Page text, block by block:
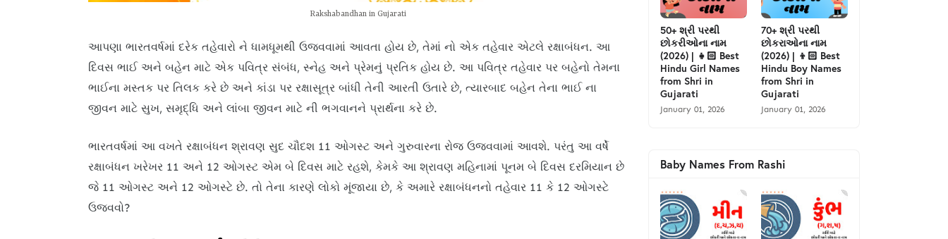
Rakshabandhan in Gujarati
આપણા ભારતવર્ષમાં દરેક તહેવારો ને ધામધૂમથી ઉજવવામાં આવતા હોય છે, તેમાં નો એક તહેવાર એટલે રક્ષાબંધન. આ
દિવસ ભાઈ અને બહેન માટે એક પવિત્ર સંબંધ, સ્નેહ અને પ્રેમનું પ્રતિક હોય છે. આ પવિત્ર તહેવાર પર બહેનો તેમના
ભાઈના મસ્તક પર તિલક કરે છે અને કાંડા પર રક્ષાસૂત્ર બાંધી તેની આરતી ઉતારે છે, ત્યારબાદ બહેન તેના ભાઈ ના
જીવન માટે સુખ, સમૃદ્ધિ અને લાંબા જીવન માટે ની ભગવાનને પ્રાર્થના કરે છે.
ભારતવર્ષમાં આ વખતે રક્ષાબંધન શ્રાવણ સુદ ચૌદશ 11 ઓગસ્ટ અને ગુરુવારના રોજ ઉજવવામાં આવશે. પરંતુ આ વર્ષે
રક્ષાબંધન ખરેખર 11 અને 12 ઓગસ્ટ એમ બે દિવસ માટે રહશે, કેમકે આ શ્રાવણ મહિનામાં પૂનમ બે દિવસ દરમિયાન છે
જે 11 ઓગસ્ટ અને 12 ઓગસ્ટે છે. તો તેના કારણે લોકો મૂંજાયા છે, કે અમારે રક્ષાબંધનનો તહેવાર 11 કે 12 ઓગસ્ટે
ઉજવવો?
50+ શ્રી પરથી
છોકરીઓના નામ
(2026) | 👧🏻 Best
Hindu Girl Names
from Shri in
Gujarati
January 01, 2026
70+ શ્રી પરથી
છોકરાઓના નામ
(2026) | 👦🏻 Best
Hindu Boy Names
from Shri in
Gujarati
January 01, 2026
Baby Names From Rashi